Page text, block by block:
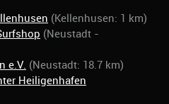
(Kellenhusen: 1 km)
(Neustadt -
e.V. (Neustadt: 18.7 km)
Heiligenhafen